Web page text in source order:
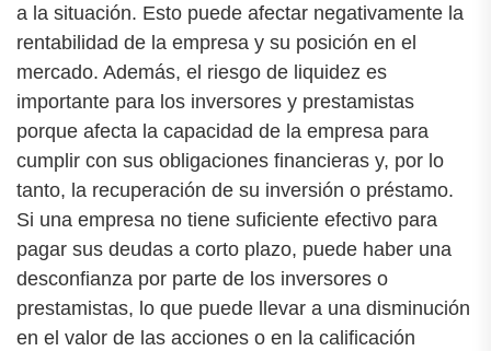
a la situación. Esto puede afectar negativamente la
rentabilidad de la empresa y su posición en el
mercado. Además, el riesgo de liquidez es
importante para los inversores y prestamistas
porque afecta la capacidad de la empresa para
cumplir con sus obligaciones financieras y, por lo
tanto, la recuperación de su inversión o préstamo.
Si una empresa no tiene suficiente efectivo para
pagar sus deudas a corto plazo, puede haber una
desconfianza por parte de los inversores o
prestamistas, lo que puede llevar a una disminución
en el valor de las acciones o en la calificación